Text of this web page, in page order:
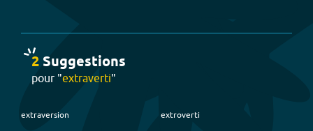
2Suggestions
pour "extraverti"
extraversion extroverti